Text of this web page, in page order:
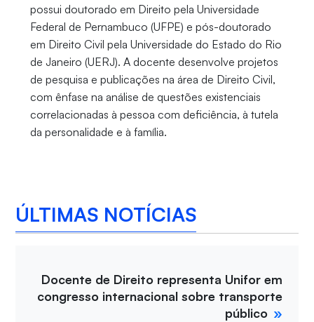
possui doutorado em Direito pela Universidade
Federal de Pernambuco (UFPE) e pós-doutorado
em Direito Civil pela Universidade do Estado do Rio
de Janeiro (UERJ). A docente desenvolve projetos
de pesquisa e publicações na área de Direito Civil,
com ênfase na análise de questões existenciais
correlacionadas à pessoa com deficiência, à tutela
da personalidade e à família.
ÚLTIMAS NOTÍCIAS
Docente de Direito representa Unifor em
congresso internacional sobre transporte
público